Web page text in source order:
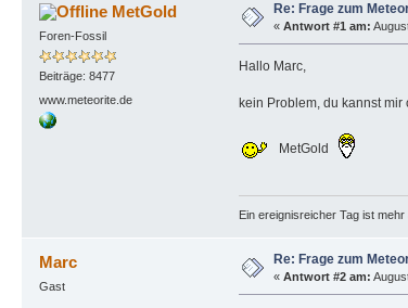
MetGold
Foren-Fossil
Beiträge: 8477
www.meteorite.de
Re: Frage zum
« Antwort #1 am:
Hallo Marc,
kein Problem, du kannst
MetGold
Ein ereignisreicher Tag ist
Marc
Gast
Re: Frage zum
« Antwort #2 am: